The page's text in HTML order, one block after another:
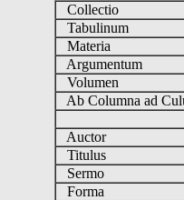
Collectio
Tabulinum
Materia
Argumentum
Volumen
Ab Columna ad
Auctor
Titulus
Sermo
Forma